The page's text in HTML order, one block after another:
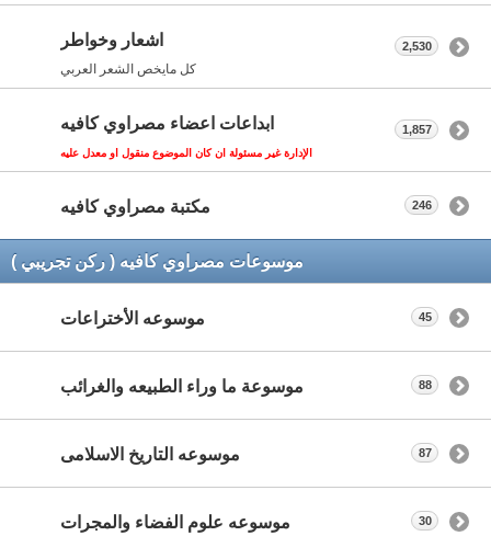
اشعار وخواطر
كل مايخص الشعر العربي
2,530
ابداعات اعضاء مصراوي كافيه
الإدارة غير مسئولة ان كان الموضوع منقول او معدل عليه
1,857
مكتبة مصراوي كافيه 246
موسوعات مصراوي كافيه ( ركن تجريبي )
موسوعه الأختراعات 45
موسوعة ما وراء الطبيعه والغرائب 88
موسوعه التاريخ الاسلامى 87
موسوعه علوم الفضاء والمجرات 30